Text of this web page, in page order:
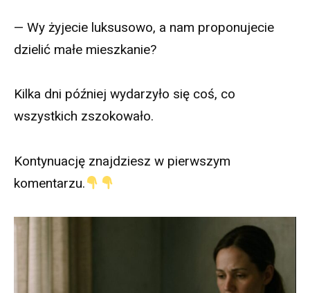
— Wy żyjecie luksusowo, a nam proponujecie
dzielić małe mieszkanie?
Kilka dni później wydarzyło się coś, co
wszystkich zszokowało.
Kontynuację znajdziesz w pierwszym
komentarzu.